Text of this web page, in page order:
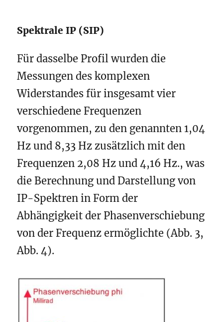
Spektrale IP (SIP)
Für dasselbe Profil wurden die
Messungen des komplexen
Widerstandes für insgesamt vier
verschiedene Frequenzen
vorgenommen, zu den genannten 1,04
Hz und 8,33 Hz zusätzlich mit den
Frequenzen 2,08 Hz und 4,16 Hz., was
die Berechnung und Darstellung von
IP-Spektren in Form der
Abhängigkeit der Phasenverschiebung
von der Frequenz ermöglichte (Abb. 3,
Abb. 4).